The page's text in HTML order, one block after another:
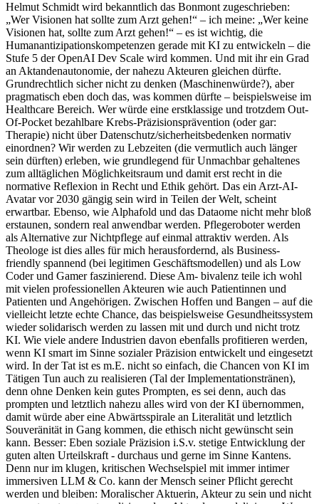
Helmut Schmidt wird bekanntlich das Bonmont zugeschrieben:
„Wer Visionen hat sollte zum Arzt gehen!“ – ich meine: „Wer keine
Visionen hat, sollte zum Arzt gehen!“ – es ist wichtig, die
Humanantizipationskompetenzen gerade mit KI zu entwickeln – die
Stufe 5 der OpenAI Dev Scale wird kommen. Und mit ihr ein Grad
an Aktandenautonomie, der nahezu Akteuren gleichen dürfte.
Grundrechtlich sicher nicht zu denken (Maschinenwürde?), aber
pragmatisch eben doch das, was kommen dürfte – beispielsweise im
Healthcare Bereich. Wer würde eine erstklassige und trotzdem Out-
Of-Pocket bezahlbare Krebs-Präzisionsprävention (oder gar:
Therapie) nicht über Datenschutz/sicherheitsbedenken normativ
einordnen? Wir werden zu Lebzeiten (die vermutlich auch länger
sein dürften) erleben, wie grundlegend für Unmachbar gehaltenes
zum alltäglichen Möglichkeitsraum und damit erst recht in die
normative Reflexion in Recht und Ethik gehört. Das ein Arzt-AI-
Avatar vor 2030 gängig sein wird in Teilen der Welt, scheint
erwartbar. Ebenso, wie Alphafold und das Dataome nicht mehr bloß
erstaunen, sondern real anwendbar werden. Pflegeroboter werden
als Alternative zur Nichtpflege auf einmal attraktiv werden. Als
Theologe ist dies alles für mich herausfordernd, als Business-
friendly spannend (bei legitimen Geschäftsmodellen) und als Low
Coder und Gamer faszinierend. Diese Am- bivalenz teile ich wohl
mit vielen professionellen Akteuren wie auch Patientinnen und
Patienten und Angehörigen. Zwischen Hoffen und Bangen – auf die
vielleicht letzte echte Chance, das beispielsweise Gesundheitssystem
wieder solidarisch werden zu lassen mit und durch und nicht trotz
KI. Wie viele andere Industrien davon ebenfalls profitieren werden,
wenn KI smart im Sinne sozialer Präzision entwickelt und eingesetzt
wird. In der Tat ist es m.E. nicht so einfach, die Chancen von KI im
Tätigen Tun auch zu realisieren (Tal der Implementationstränen),
denn ohne Denken kein gutes Prompten, es sei denn, auch das
prompten und letztlich nahezu alles wird von der KI übernommen,
damit würde aber eine Abwärtsspirale an Literalität und letztlich
Souveränität in Gang kommen, die ethisch nicht gewünscht sein
kann. Besser: Eben soziale Präzision i.S.v. stetige Entwicklung der
guten alten Urteilskraft - durchaus und gerne im Sinne Kantens.
Denn nur im klugen, kritischen Wechselspiel mit immer intimer
immersiven LLM & Co. kann der Mensch seiner Pflicht gerecht
werden und bleiben: Moralischer Aktuerin, Akteur zu sein und nicht